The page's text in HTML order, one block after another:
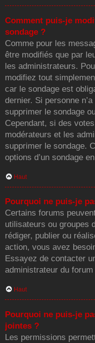
Comment puis-je
sondage ?
Comme pour les
être modifiés que par
les administrateurs.
modifiez tout
car le sondage est
dernier. Si personne
supprimer le sondage
Cependant, si des
modérateurs et les
supprimer le sondage.
options d’un sondage
Haut
Pourquoi ne puis-je
Certains forums
utilisateurs ou groupes
rédiger, publier ou
action, vous avez
Essayez de contacter
administrateur du
Haut
Pourquoi ne puis-je
jointes ?
Les permissions